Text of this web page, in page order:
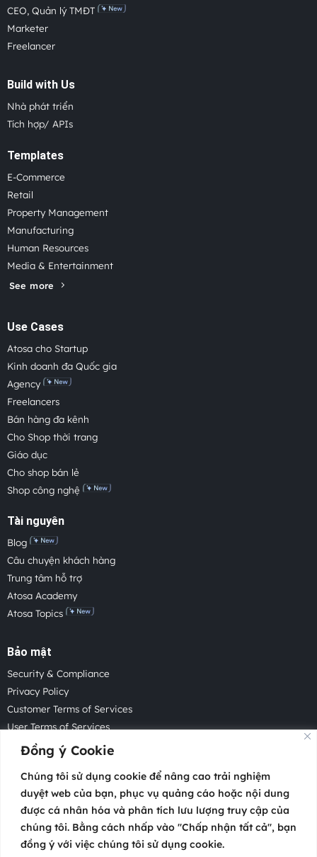
Đồng ý Cookie
Chúng tôi sử dụng cookie để nâng cao trải nghiệm
duyệt web của bạn, phục vụ quảng cáo hoặc nội dung
được cá nhân hóa và phân tích lưu lượng truy cập của
chúng tôi. Bằng cách nhấp vào "Chấp nhận tất cả", bạn
đồng ý với việc chúng tôi sử dụng cookie.
CEO, Quản lý TMĐT
Marketer
Freelancer
Build with Us
Nhà phát triển
Tích hợp/ APIs
Templates
E-Commerce
Retail
Property Management
Manufacturing
Human Resources
Media & Entertainment
See more
Use Cases
Atosa cho Startup
Kinh doanh đa Quốc gia
Agency
Freelancers
Bán hàng đa kênh
Cho Shop thời trang
Giáo dục
Cho shop bán lẻ
Shop công nghệ
Tài nguyên
Blog
Câu chuyện khách hàng
Trung tâm hỗ trợ
Atosa Academy
Atosa Topics
Bảo mật
Security & Compliance
Privacy Policy
Customer Terms of Services
User Terms of Services
Acceptable Use Policy
Cookie Policy
Cookie Settings
Law Enforcement Request
Copyright 2026 © Atosa Tech Pte.